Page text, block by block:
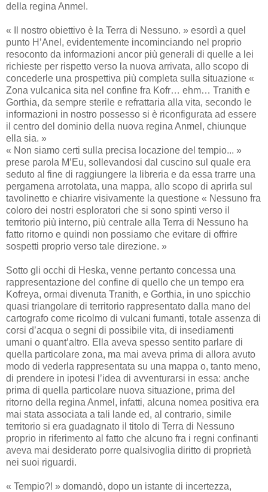
della regina Anmel.
« Il nostro obiettivo è la Terra di Nessuno. » esordì a quel
punto H’Anel, evidentemente incominciando nel proprio
resoconto da informazioni ancor più generali di quelle a lei
richieste per rispetto verso la nuova arrivata, allo scopo di
concederle una prospettiva più completa sulla situazione «
Zona vulcanica sita nel confine fra Kofr… ehm… Tranith e
Gorthia, da sempre sterile e refrattaria alla vita, secondo le
informazioni in nostro possesso si è riconfigurata ad essere
il centro del dominio della nuova regina Anmel, chiunque
ella sia. »
« Non siamo certi sulla precisa locazione del tempio... »
prese parola M’Eu, sollevandosi dal cuscino sul quale era
seduto al fine di raggiungere la libreria e da essa trarre una
pergamena arrotolata, una mappa, allo scopo di aprirla sul
tavolinetto e chiarire visivamente la questione « Nessuno fra
coloro dei nostri esploratori che si sono spinti verso il
territorio più interno, più centrale alla Terra di Nessuno ha
fatto ritorno e quindi non possiamo che evitare di offrire
sospetti proprio verso tale direzione. »
Sotto gli occhi di Heska, venne pertanto concessa una
rappresentazione del confine di quello che un tempo era
Kofreya, ormai divenuta Tranith, e Gorthia, in uno spicchio
quasi triangolare di territorio rappresentato dalla mano del
cartografo come ricolmo di vulcani fumanti, totale assenza di
corsi d’acqua o segni di possibile vita, di insediamenti
umani o quant’altro. Ella aveva spesso sentito parlare di
quella particolare zona, ma mai aveva prima di allora avuto
modo di vederla rappresentata su una mappa o, tanto meno,
di prendere in ipotesi l’idea di avventurarsi in essa: anche
prima di quella particolare nuova situazione, prima del
ritorno della regina Anmel, infatti, alcuna nomea positiva era
mai stata associata a tali lande ed, al contrario, simile
territorio si era guadagnato il titolo di Terra di Nessuno
proprio in riferimento al fatto che alcuno fra i regni confinanti
aveva mai desiderato porre qualsivoglia diritto di proprietà
nei suoi riguardi.
« Tempio?! » domandò, dopo un istante di incertezza,